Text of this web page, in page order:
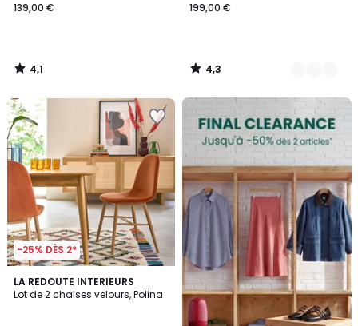
139,00 €
4,1
/
199,00 €
4,3
/
-25% DÈS 2*
LA REDOUTE INTERIEURS
Lot de 2 chaises velours, Polina
4,5
/ 5
3
Couleurs
FINAL
CLEARANCE